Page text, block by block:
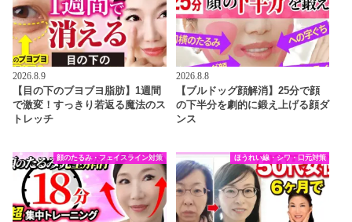
2026.8.9
【目の下のブヨブヨ脂肪】1週間
で激変！すっきり若返る魔法のス
トレッチ
2026.8.8
【ブルドッグ顔解消】25分で顔
の下半分を劇的に鍛え上げる顔ダ
ンス
顔のたるみ・フェイスライン対策 ほうれい線・シワ・口元対策